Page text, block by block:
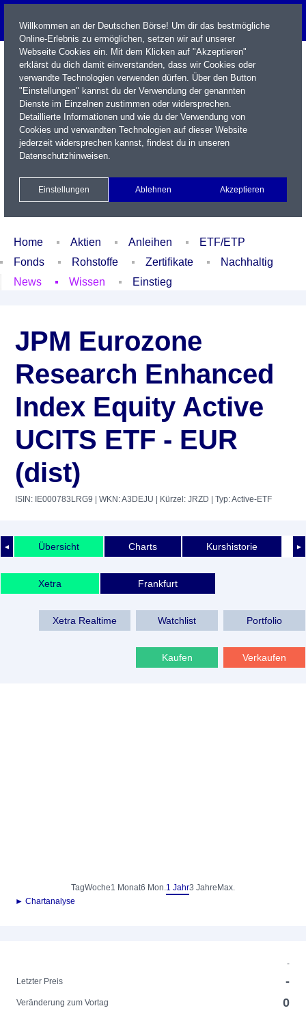
Name / WKN / ISIN / Kürzel
Xetra Realtime
Watchlist Portfolio Login
Home Aktien Anleihen
ETF/ETP
Fonds
Rohstoffe Zertifikate
Nachhaltig
News
Wissen Einstieg
JPM Eurozone
Research Enhanced
Index Equity Active
UCITS ETF - EUR
(dist)
ISIN: IE000783LRG9 | WKN: A3DEJU | Kürzel: JRZD | Typ: Active-ETF
◄ ►
Übersicht Charts Kurshistorie
Xetra Frankfurt
Xetra Realtime Watchlist Portfolio
Kaufen Verkaufen
TagWoche1 Monat6 Mon.1 Jahr3 Jahre Max.
► Chartanalyse
-
Letzter Preis
-
Veränderung zum Vortag 0
Willkommen an der Deutschen Börse! Um dir das bestmögliche
Online-Erlebnis zu ermöglichen, setzen wir auf unserer
Webseite Cookies ein. Mit dem Klicken auf "Akzeptieren"
erklärst du dich damit einverstanden, dass wir Cookies oder
verwandte Technologien verwenden dürfen. Über den Button
"Einstellungen" kannst du der Verwendung der genannten
Dienste im Einzelnen zustimmen oder widersprechen.
Detaillierte Informationen und wie du der Verwendung von
Cookies und verwandten Technologien auf dieser Website
jederzeit widersprechen kannst, findest du in unseren
Datenschutzhinweisen.
Einstellungen Ablehnen Akzeptieren